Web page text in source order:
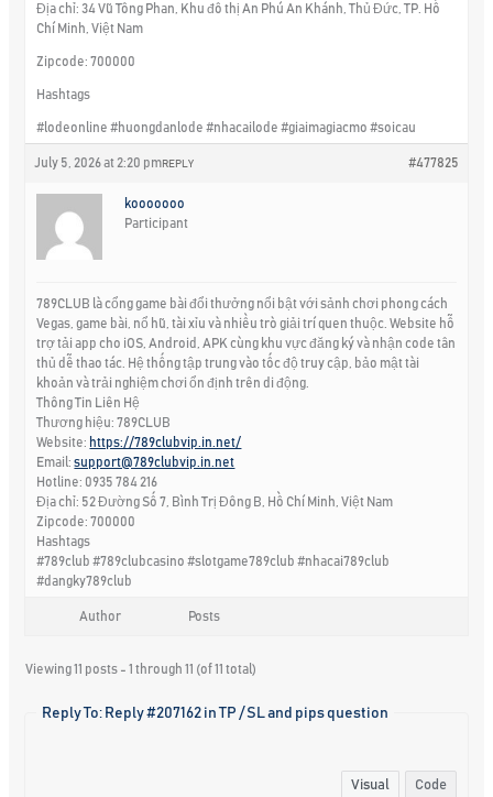
Địa chỉ: 34 Vũ Tông Phan, Khu đô thị An Phú An Khánh, Thủ Đức, TP. Hồ
Chí Minh, Việt Nam
Zipcode: 700000
Hashtags
#lodeonline #huongdanlode #nhacailode #giaimagiacmo #soicau
July 5, 2026 at 2:20 pm #477825
REPLY
kooooooo
Participant
789CLUB là cổng game bài đổi thưởng nổi bật với sảnh chơi phong cách
Vegas, game bài, nổ hũ, tài xỉu và nhiều trò giải trí quen thuộc. Website hỗ
trợ tải app cho iOS, Android, APK cùng khu vực đăng ký và nhận code tân
thủ dễ thao tác. Hệ thống tập trung vào tốc độ truy cập, bảo mật tài
khoản và trải nghiệm chơi ổn định trên di động.
Thông Tin Liên Hệ
Thương hiệu: 789CLUB
Website: https://789clubvip.in.net/
Email:support@789clubvip.in.net
Hotline: 0935 784 216
Địa chỉ: 52 Đường Số 7, Bình Trị Đông B, Hồ Chí Minh, Việt Nam
Zipcode: 700000
Hashtags
#789club #789clubcasino #slotgame789club #nhacai789club
#dangky789club
Author Posts
Viewing 11 posts - 1 through 11 (of 11 total)
Reply To: Reply #207162 in TP / SL and pips question
Visual Code